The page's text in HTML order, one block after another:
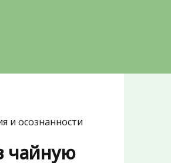
и осознанности
чайную